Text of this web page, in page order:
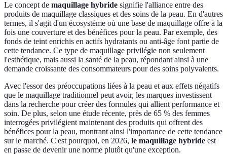
Le concept de maquillage hybride signifie l'alliance entre des
produits de maquillage classiques et des soins de la peau. En d'autres
termes, il s'agit d'un écosystème où une base de maquillage offre à la
fois une couverture et des bénéfices pour la peau. Par exemple, des
fonds de teint enrichis en actifs hydratants ou anti-âge font partie de
cette tendance. Ce type de maquillage privilégie non seulement
l'esthétique, mais aussi la santé de la peau, répondant ainsi à une
demande croissante des consommateurs pour des soins polyvalents.
Avec l'essor des préoccupations liées à la peau et aux effets négatifs
que le maquillage traditionnel peut avoir, les marques investissent
dans la recherche pour créer des formules qui allient performance et
soin. De plus, selon une étude récente, près de 65 % des femmes
interrogées privilégient maintenant des produits qui offrent des
bénéfices pour la peau, montrant ainsi l'importance de cette tendance
sur le marché. C'est pourquoi, en 2026, le maquillage hybride est
en passe de devenir une norme plutôt qu'une exception.